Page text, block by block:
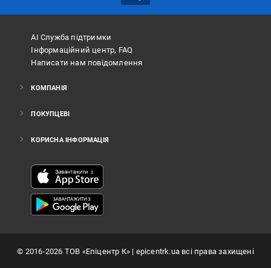
АІ Служба підтримки
Інформаційний центр, FAQ
Написати нам повідомлення
КОМПАНІЯ
ПОКУПЦЕВІ
КОРИСНА ІНФОРМАЦІЯ
© 2016-2026 ТОВ «Епіцентр К»| epicentrk.ua всі права захищені